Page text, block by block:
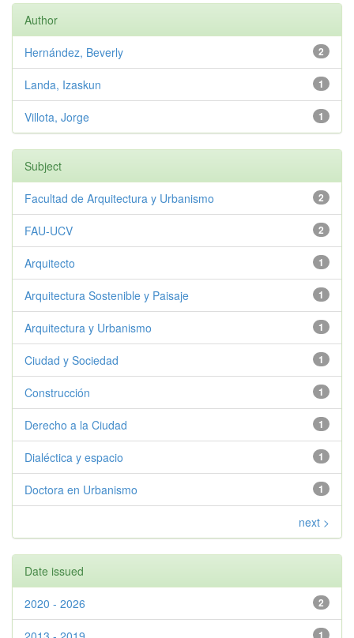
Author
2
Hernández, Beverly
1
Landa, Izaskun
1
Villota, Jorge
Subject
2
Facultad de Arquitectura y Urbanismo
2
FAU-UCV
1
Arquitecto
1
Arquitectura Sostenible y Paisaje
1
Arquitectura y Urbanismo
1
Ciudad y Sociedad
1
Construcción
1
Derecho a la Ciudad
1
Dialéctica y espacio
1
Doctora en Urbanismo
next >
Date issued
2
2020 - 2026
1